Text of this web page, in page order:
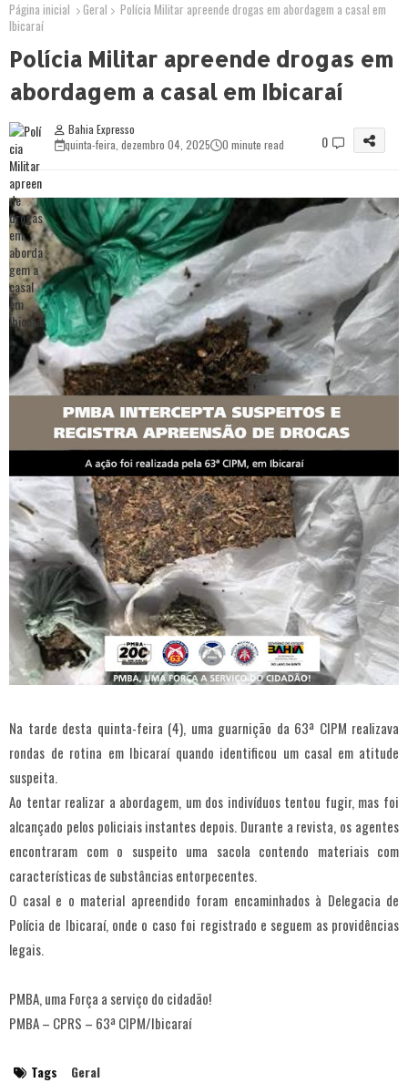
Página inicial Geral
Polícia Militar apreende drogas em abordagem a casal em
Ibicaraí
Polícia Militar apreende drogas em
abordagem a casal em Ibicaraí
Bahia Expresso
quinta-feira, dezembro 04, 2025
0 minute read 0
Na tarde desta quinta-feira (4), uma guarnição da 63ª CIPM realizava
rondas de rotina em Ibicaraí quando identificou um casal em atitude
suspeita.
Ao tentar realizar a abordagem, um dos indivíduos tentou fugir, mas foi
alcançado pelos policiais instantes depois. Durante a revista, os agentes
encontraram com o suspeito uma sacola contendo materiais com
características de substâncias entorpecentes.
O casal e o material apreendido foram encaminhados à Delegacia de
Polícia de Ibicaraí, onde o caso foi registrado e seguem as providências
legais.
PMBA, uma Força a serviço do cidadão!
PMBA – CPRS – 63ª CIPM/Ibicaraí
Tags Geral